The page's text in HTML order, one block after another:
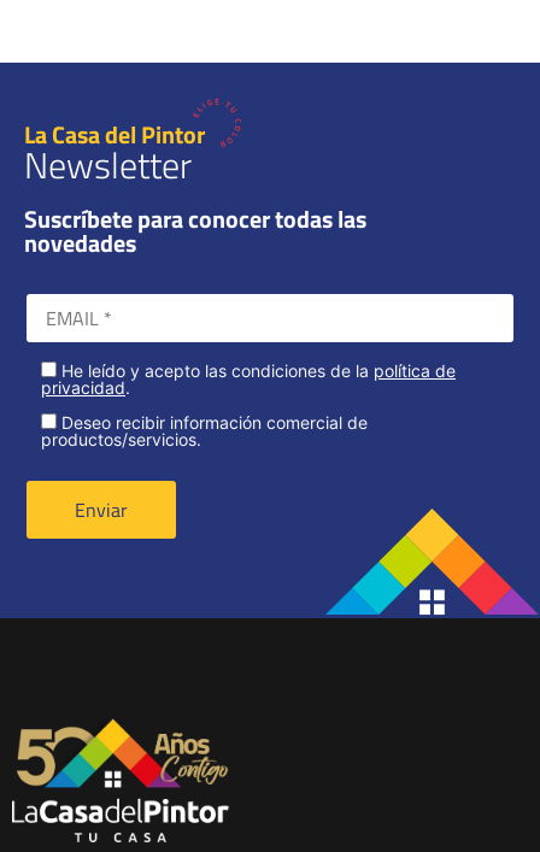
La Casa del Pintor
Newsletter
Suscríbete para conocer todas las
novedades
He leído y acepto las condiciones de la política de
privacidad.
Deseo recibir información comercial de
productos/servicios.